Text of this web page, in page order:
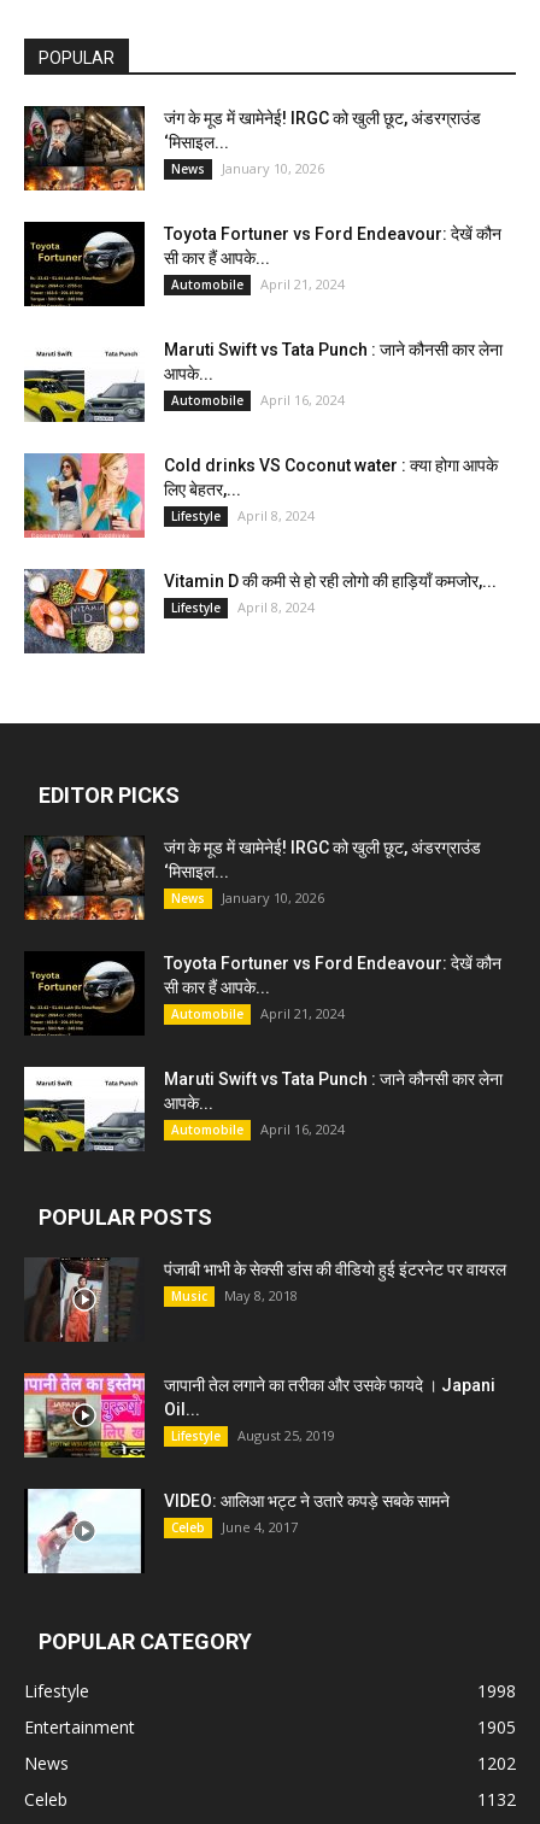
POPULAR
जंग के मूड में खामेनेई! IRGC को खुली छूट, अंडरग्राउंड
‘मिसाइल...
News January 10, 2026
Toyota Fortuner vs Ford Endeavour: देखें कौन
सी कार हैं आपके...
Automobile April 21, 2024
Maruti Swift vs Tata Punch : जाने कौनसी कार लेना
आपके...
Automobile April 16, 2024
Cold drinks VS Coconut water : क्या होगा आपके
लिए बेहतर,...
Lifestyle April 8, 2024
Vitamin D की कमी से हो रही लोगो की हाड़ियाँ कमजोर,...
Lifestyle April 8, 2024
EDITOR PICKS
जंग के मूड में खामेनेई! IRGC को खुली छूट, अंडरग्राउंड
‘मिसाइल...
News January 10, 2026
Toyota Fortuner vs Ford Endeavour: देखें कौन
सी कार हैं आपके...
Automobile April 21, 2024
Maruti Swift vs Tata Punch : जाने कौनसी कार लेना
आपके...
Automobile April 16, 2024
POPULAR POSTS
पंजाबी भाभी के सेक्सी डांस की वीडियो हुई इंटरनेट पर वायरल
Music May 8, 2018
जापानी तेल लगाने का तरीका और उसके फायदे । Japani
Oil...
Lifestyle August 25, 2019
VIDEO: आलिआ भट्ट ने उतारे कपड़े सबके सामने
Celeb June 4, 2017
POPULAR CATEGORY
Lifestyle
1998
Entertainment
1905
News
1202
Celeb
1132